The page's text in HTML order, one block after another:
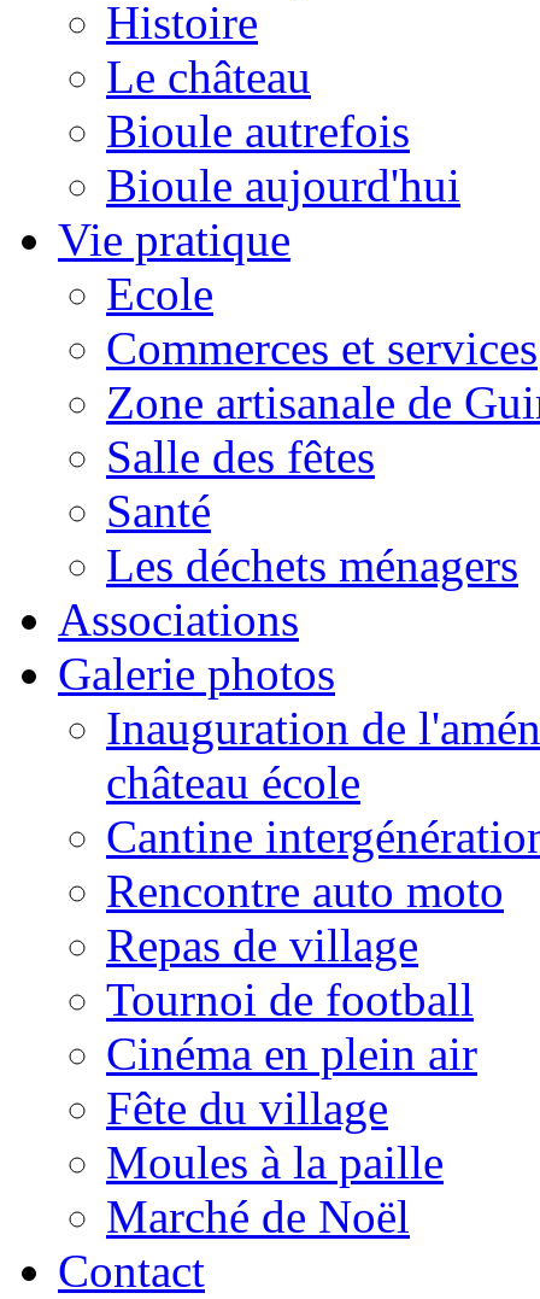
Histoire
Le château
Bioule autrefois
Bioule aujourd'hui
Vie pratique
Ecole
Commerces et services
Zone artisanale de
Salle des fêtes
Santé
Les déchets ménagers
Associations
Galerie photos
Inauguration de
château école
Cantine
Rencontre auto moto
Repas de village
Tournoi de football
Cinéma en plein air
Fête du village
Moules à la paille
Marché de Noël
Contact